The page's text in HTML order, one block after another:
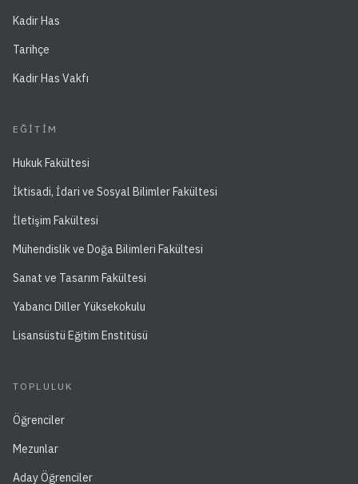
Kadir Has
Tarihçe
Kadir Has Vakfı
EĞITIM
Hukuk Fakültesi
İktisadi, İdari ve Sosyal Bilimler Fakültesi
İletişim Fakültesi
Mühendislik ve Doğa Bilimleri Fakültesi
Sanat ve Tasarım Fakültesi
Yabancı Diller Yüksekokulu
Lisansüstü Eğitim Enstitüsü
TOPLULUK
Öğrenciler
Mezunlar
Aday Öğrenciler